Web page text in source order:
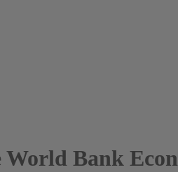
World Bank